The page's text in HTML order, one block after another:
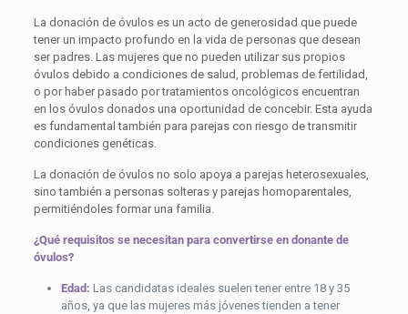
La donación de óvulos es un acto de generosidad que puede
tener un impacto profundo en la vida de personas que desean
ser padres. Las mujeres que no pueden utilizar sus propios
óvulos debido a condiciones de salud, problemas de fertilidad,
o por haber pasado por tratamientos oncológicos encuentran
en los óvulos donados una oportunidad de concebir. Esta ayuda
es fundamental también para parejas con riesgo de transmitir
condiciones genéticas.
La donación de óvulos no solo apoya a parejas heterosexuales,
sino también a personas solteras y parejas homoparentales,
permitiéndoles formar una familia.
¿Qué requisitos se necesitan para convertirse en donante de
óvulos?
Edad: Las candidatas ideales suelen tener entre 18 y 35
años, ya que las mujeres más jóvenes tienden a tener